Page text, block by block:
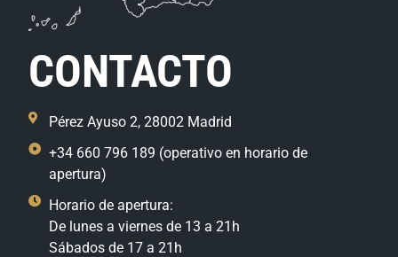
CONTACTO
Pérez Ayuso 2, 28002 Madrid
+34 660 796 189 (operativo en horario de
apertura)
Horario de apertura:
De lunes a viernes de 13 a 21h
Sábados de 17 a 21h